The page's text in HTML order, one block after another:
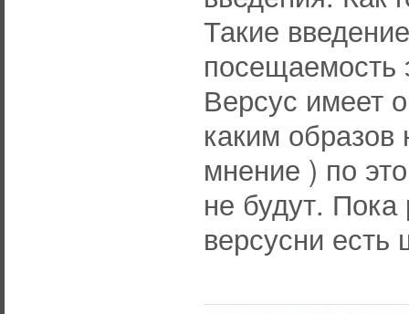
Такие
посещаемость
Версус имеет
каким образов
мнение ) по
не будут.
версусни